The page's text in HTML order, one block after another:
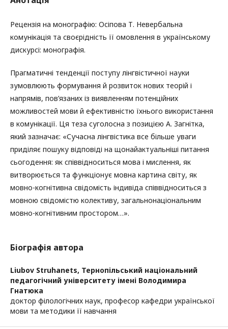
Рецензія на монографію: Осіпова Т. Невербальна
комунікація та своєрідність її омовлення в українському
дискурсі: монографія.
Прагматичні тенденції поступу лінгвістичної науки
зумовлюють формування й розвиток нових теорій і
напрямів, пов’язаних із виявленням потенційних
можливостей мови й ефективністю їхнього використання
в комунікації. Ця теза суголосна з позицією А. Загнітка,
який зазначає: «Сучасна лінгвістика все більше уваги
приділяє пошуку відповіді на щонайактуальніші питання
сьогодення: як співвідноситься мова і мислення, як
витворюється та функціонує мовна картина світу, як
мовно-когнітивна свідомість індивіда співвідноситься з
мовною свідомістю колективу, загальнонаціональним
мовно-когнітивним простором…».
Біографія автора
Liubov Struhanets, Тернопільський національний
педагогічний університету імені Володимира
Гнатюка
доктор філологічних наук, професор кафедри української
мови та методики її навчання